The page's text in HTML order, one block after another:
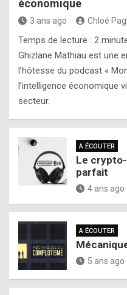
économique
3 ans ago Chloé
Temps de lecture : 2
Ghizlane Mathiau est une
l’hôtesse du podcast «
l’intelligence économique
secteur.
A ÉCOUTER
Le
parfait
4 ans ago
A ÉCOUTER
5 ans ago